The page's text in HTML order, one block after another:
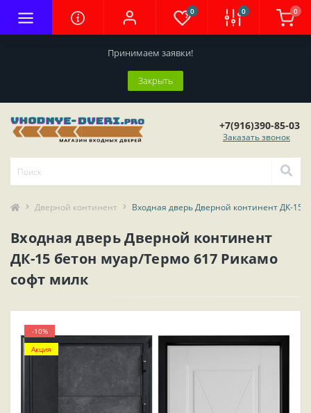
Принимаем заявки!
Закрыть
0 0 0
+7(916)390-85-03
Заказать звонок
Дверной континент Входная дверь Дверной континент ДК-15
Входная дверь Дверной континент
ДК-15 бетон муар/Термо 617 Рикамо
софт милк
-10%
Акция